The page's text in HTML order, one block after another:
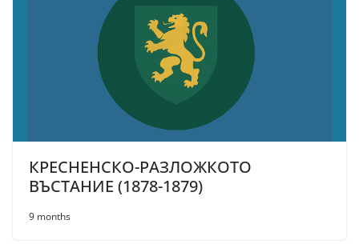
КРЕСНЕНСКО-РАЗЛОЖКОТО
ВЪСТАНИЕ (1878-1879)
9 months